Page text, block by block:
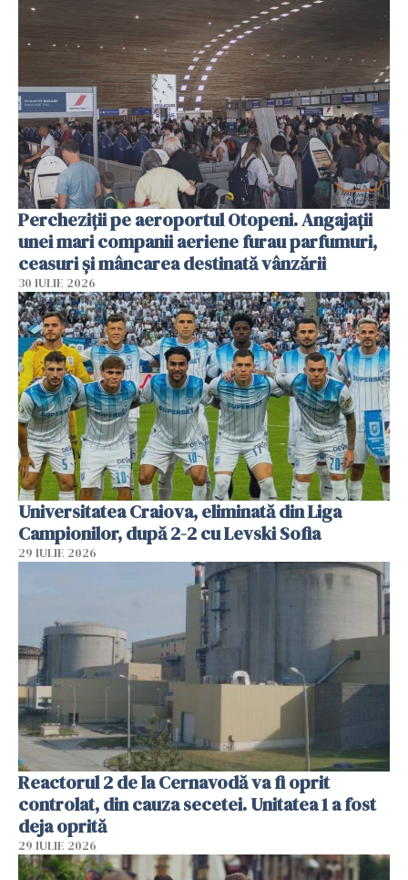
Percheziții pe aeroportul Otopeni. Angajații
unei mari companii aeriene furau parfumuri,
ceasuri și mâncarea destinată vânzării
30 IULIE 2026
Universitatea Craiova, eliminată din Liga
Campionilor, după 2-2 cu Levski Sofia
29 IULIE 2026
Reactorul 2 de la Cernavodă va fi oprit
controlat, din cauza secetei. Unitatea 1 a fost
deja oprită
29 IULIE 2026